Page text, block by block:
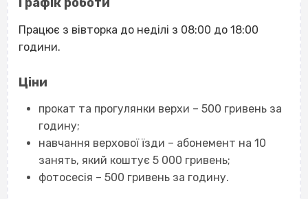
Працює з вівторка до неділі з 08:00 до 18:00
години.
Ціни
прокат та прогулянки верхи – 500 гривень за
годину;
навчання верхової їзди – абонемент на 10
занять, який коштує 5 000 гривень;
фотосесія – 500 гривень за годину.